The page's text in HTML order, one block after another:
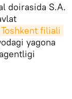
doirasida S.A.
Toshkent filiali
yagona